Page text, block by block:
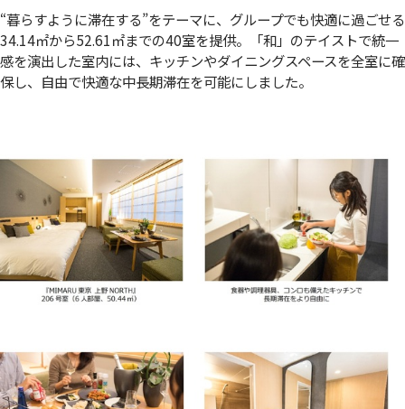
“暮らすように滞在する”をテーマに、グループでも快適に過ごせる
34.14㎡から52.61㎡までの40室を提供。「和」のテイストで統一
感を演出した室内には、キッチンやダイニングスペースを全室に確
保し、自由で快適な中長期滞在を可能にしました。